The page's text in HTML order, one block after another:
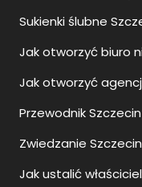
Sukienki ślubne
Jak otworzyć biuro
Jak otworzyć
Przewodnik Szczecin
Zwiedzanie Szczecin
Jak ustalić